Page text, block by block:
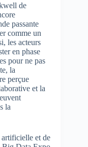
de
passante
comme un
les acteurs
en phase
pour ne pas
la
perçue
et la
la
artificielle et de